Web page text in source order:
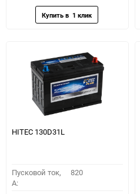
HITEC 130D31L
Пусковой ток,
A:
820